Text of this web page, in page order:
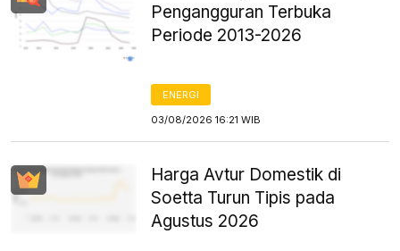
Pengangguran Terbuka
Periode 2013-2026
ENERGI
03/08/2026 16:21 WIB
Harga Avtur Domestik di
Soetta Turun Tipis pada
Agustus 2026